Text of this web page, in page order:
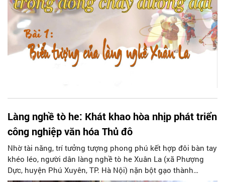
Làng nghề tò he: Khát khao hòa nhịp phát triển
công nghiệp văn hóa Thủ đô
Nhờ tài năng, trí tưởng tượng phong phú kết hợp đôi bàn tay
khéo léo, người dân làng nghề tò he Xuân La (xã Phượng
Dực, huyện Phú Xuyên, TP. Hà Nội) nặn bột gạo thành